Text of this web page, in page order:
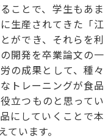
ことで、学生もあま
生産されてきた「江
ができ、それらを利
開発を卒業論文の一
の成果として、種々
トレーニングが食品
立つものと思ってい
にしていくことで本
います。